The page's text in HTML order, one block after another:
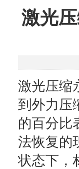
激光
激光压缩
到外力压
的百分比
法恢复的
状态下，